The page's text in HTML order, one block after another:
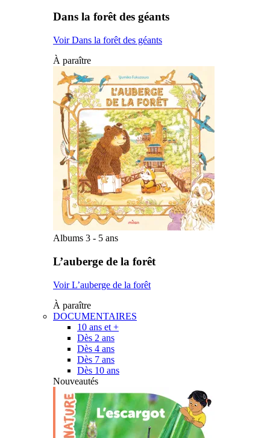
Dans la forêt des géants
Voir Dans la forêt des géants
À paraître
Albums 3 - 5 ans
L’auberge de la forêt
Voir L’auberge de la forêt
À paraître
DOCUMENTAIRES
10 ans et +
Dès 2 ans
Dès 4 ans
Dès 7 ans
Dès 10 ans
Nouveautés